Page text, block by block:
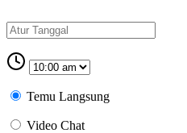
Temu Langsung
Video Chat